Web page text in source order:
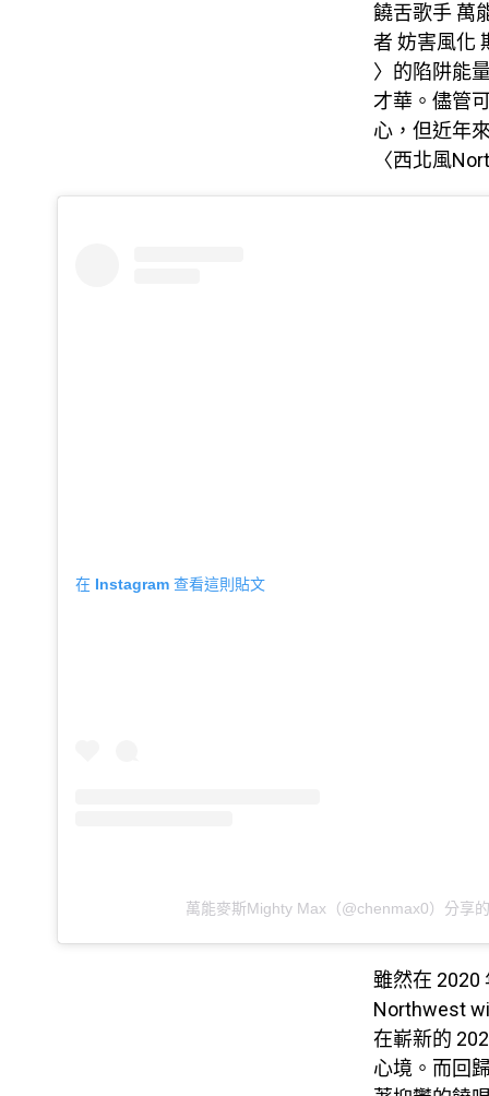
饒舌歌手 萬
者 妨害風化
〉的陷阱能
才華。儘管
心，但近年
〈西北風
在 Instagram 查看這則貼文
萬能麥斯Mighty Max（@chenmax0）分享
雖然在 2020
Northwest
在嶄新的
心境。而回